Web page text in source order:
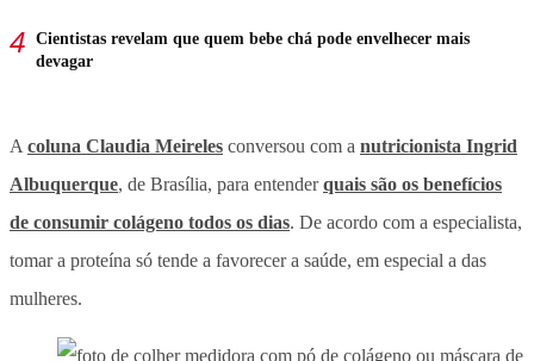
Cientistas revelam que quem bebe chá pode envelhecer mais
devagar
A coluna Claudia Meireles conversou com a nutricionista Ingrid
Albuquerque, de Brasília, para entenderquais são os benefícios
de consumir colágeno todos os dias. De acordo com a especialista,
tomar a proteína só tende a favorecer a saúde, em especial a das
mulheres.